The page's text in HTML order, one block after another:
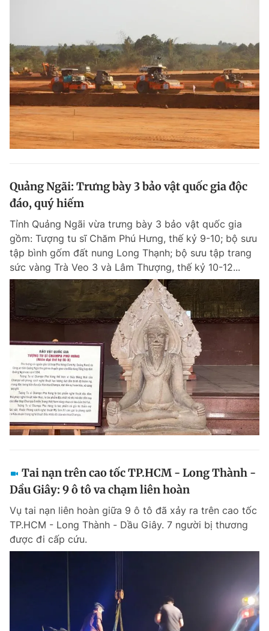
Quảng Ngãi: Trưng bày 3 bảo vật quốc gia độc
đáo, quý hiếm
Tỉnh Quảng Ngãi vừa trưng bày 3 bảo vật quốc gia
gồm: Tượng tu sĩ Chăm Phú Hưng, thế kỷ 9-10; bộ sưu
tập bình gốm đất nung Long Thạnh; bộ sưu tập trang
sức vàng Trà Veo 3 và Lâm Thượng, thế kỷ 10-12...
Tai nạn trên cao tốc TP.HCM - Long Thành -
Dầu Giây: 9 ô tô va chạm liên hoàn
Vụ tai nạn liên hoàn giữa 9 ô tô đã xảy ra trên cao tốc
TP.HCM - Long Thành - Dầu Giây. 7 người bị thương
được đi cấp cứu.